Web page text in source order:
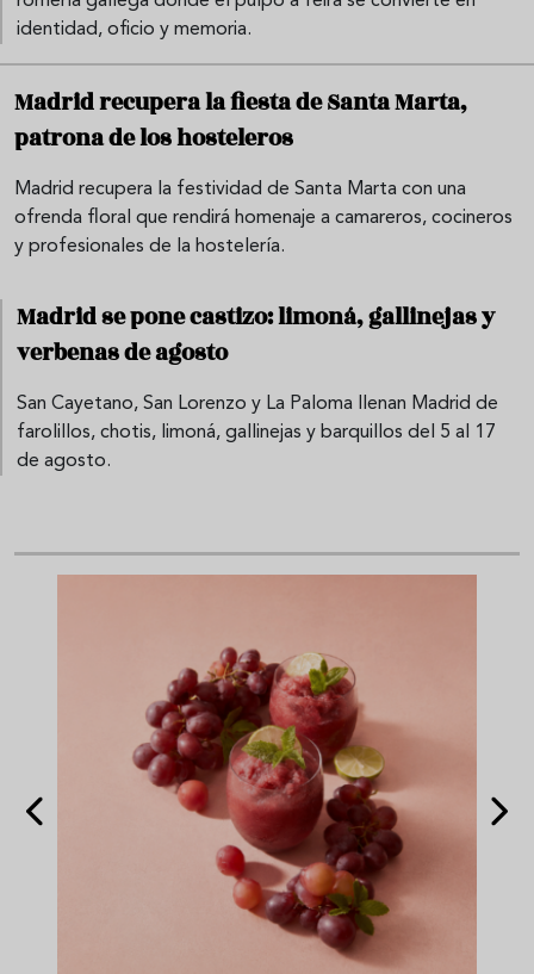
identidad, oficio y memoria.
Madrid recupera la fiesta de Santa Marta,
patrona de los hosteleros
Madrid recupera la festividad de Santa Marta con una
ofrenda floral que rendirá homenaje a camareros, cocineros
y profesionales de la hostelería.
Madrid se pone castizo: limoná, gallinejas y
verbenas de agosto
San Cayetano, San Lorenzo y La Paloma llenan Madrid de
farolillos, chotis, limoná, gallinejas y barquillos del 5 al 17
de agosto.